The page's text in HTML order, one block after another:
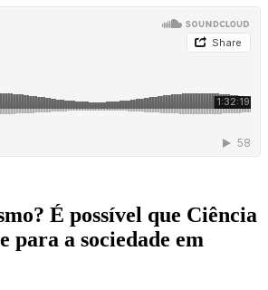
É possível que Ciência
para a sociedade em